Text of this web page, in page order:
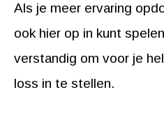
Als je meer ervaring
ook hier op in kunt
verstandig om voor je
loss in te stellen.